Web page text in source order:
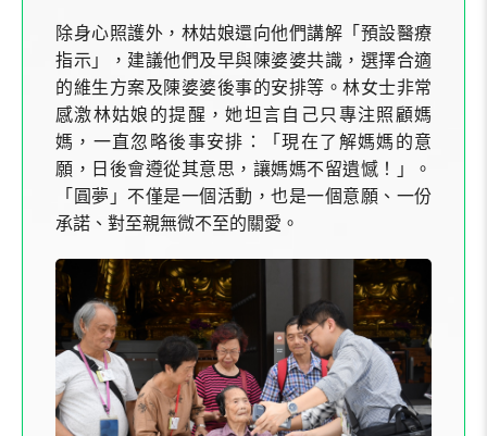
除身心照護外，林姑娘還向他們講解「預設醫療
指示」，建議他們及早與陳婆婆共識，選擇合適
的維生方案及陳婆婆後事的安排等。林女士非常
感激林姑娘的提醒，她坦言自己只專注照顧媽
媽，一直忽略後事安排：「現在了解媽媽的意
願，日後會遵從其意思，讓媽媽不留遺憾！」。
「圓夢」不僅是一個活動，也是一個意願、一份
承諾、對至親無微不至的關愛。